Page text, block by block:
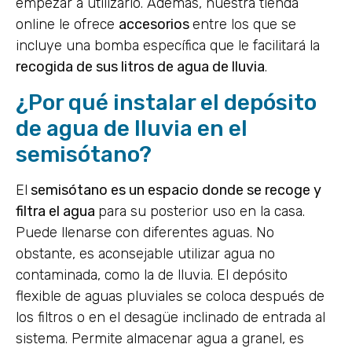
empezar a utilizarlo. Además, nuestra tienda
online le ofrece accesoriosentre los que se
incluye una bomba específica que le facilitará la
recogida de sus litros de agua de lluvia.
¿Por qué instalar el depósito
de agua de lluvia en el
semisótano?
El semisótano es un espacio donde se recoge y
filtra el agua para su posterior uso en la casa.
Puede llenarse con diferentes aguas. No
obstante, es aconsejable utilizar agua no
contaminada, como la de lluvia. El depósito
flexible de aguas pluviales se coloca después de
los filtros o en el desagüe inclinado de entrada al
sistema. Permite almacenar agua a granel, es